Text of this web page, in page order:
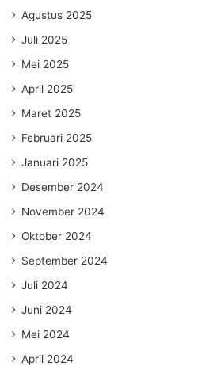
Agustus 2025
Juli 2025
Mei 2025
April 2025
Maret 2025
Februari 2025
Januari 2025
Desember 2024
November 2024
Oktober 2024
September 2024
Juli 2024
Juni 2024
Mei 2024
April 2024